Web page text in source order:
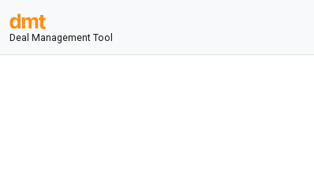
Deal Management Tool